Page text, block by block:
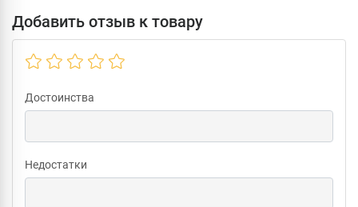
Добавить отзыв к товару
Достоинства
Недостатки